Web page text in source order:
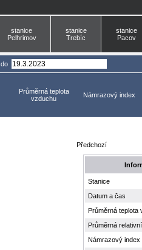
stanice
Pelhrimov
stanice
Trebíc
stanice
Pacov
do
Průměrná teplota
vzduchu
Námrazový index
Předchozí
Stanice
Datum a čas
Průměrná teplota
Průměrná
Námrazový index